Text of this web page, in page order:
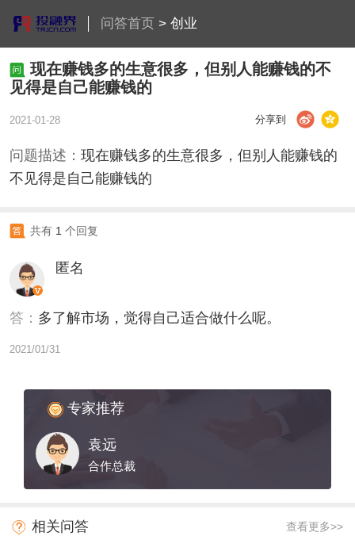
问答首页> 创业
现在赚钱多的生意很多，但别人能赚钱的不
见得是自己能赚钱的
2021-01-28 分享到
问题描述： 现在赚钱多的生意很多，但别人能赚钱的
不见得是自己能赚钱的
共有 1 个回复
匿名
答： 多了解市场，觉得自己适合做什么呢。
2021/01/31
专家推荐
袁远
合作总裁
相关问答 查看更多>>